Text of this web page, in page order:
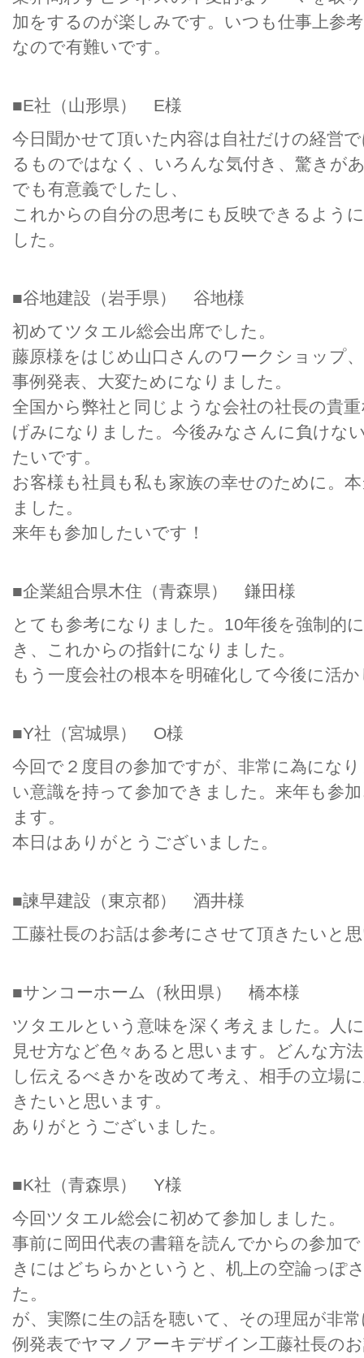
加をするのが楽しみです。いつも仕事上参
なので有難いです。
■E社（山形県） E様
今日聞かせて頂いた内容は自社だけの経営
るものではなく、いろんな気付き、驚きが
でも有意義でしたし、
これからの自分の思考にも反映できるよう
した。
■谷地建設（岩手県） 谷地様
初めてツタエル総会出席でした。
藤原様をはじめ山口さんのワークショップ
事例発表、大変ためになりました。
全国から弊社と同じような会社の社長の貴
げみになりました。今後みなさんに負けな
たいです。
お客様も社員も私も家族の幸せのために。
ました。
来年も参加したいです！
■企業組合県木住（青森県） 鎌田様
とても参考になりました。10年後を強制的
き、これからの指針になりました。
もう一度会社の根本を明確化して今後に活
■Y社（宮城県） O様
今回で２度目の参加ですが、非常に為にな
い意識を持って参加できました。来年も参
ます。
本日はありがとうございました。
■諫早建設（東京都） 酒井様
工藤社長のお話は参考にさせて頂きたいと
■サンコーホーム（秋田県） 橋本様
ツタエルという意味を深く考えました。人
見せ方など色々あると思います。どんな方
し伝えるべきかを改めて考え、相手の立場
きたいと思います。
ありがとうございました。
■K社（青森県） Y様
今回ツタエル総会に初めて参加しました。
事前に岡田代表の書籍を読んでからの参加
きにはどちらかというと、机上の空論っぽ
た。
が、実際に生の話を聴いて、その理屈が非
例発表でヤマノアーキデザイン工藤社長の